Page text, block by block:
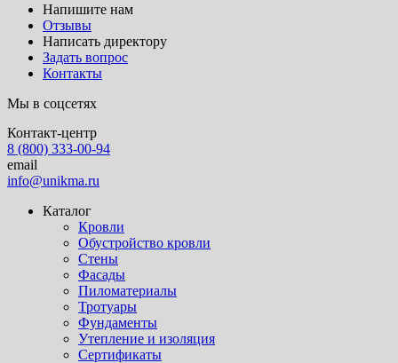
Напишите нам
Отзывы
Написать директору
Задать вопрос
Контакты
Мы в соцсетях
Контакт-центр
8 (800) 333-00-94
email
info@unikma.ru
Каталог
Кровли
Обустройство кровли
Стены
Фасады
Пиломатериалы
Тротуары
Фундаменты
Утепление и изоляция
Сертификаты